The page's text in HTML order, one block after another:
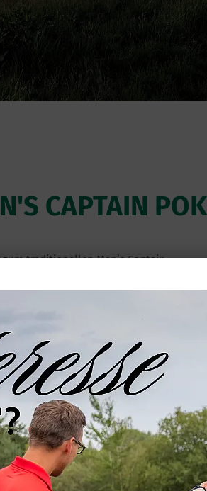
CAPTAIN
traditionellen Men’s Captain
Spieltag, hatten 47 motivierte
nicht gegeben. Pünktlich um 14
beginnen. Der Platz
lassen. Im Detail sehen die
Thomas Schmidt dominierte
zum liegen. Keiner konnte diese
zum Fahnenstock. Mit einer